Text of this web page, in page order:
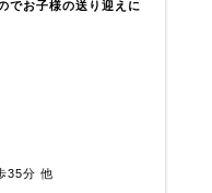
でお子様の送り迎えに
35分 他